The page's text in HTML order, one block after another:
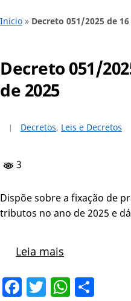
Início » Decreto 051/2025 de
Decreto 051/
de 2025
Decretos, Leis e Decretos
3
Dispõe sobre a fixação de
tributos no ano de 2025 e
Leia mais
Facebook
Twitter